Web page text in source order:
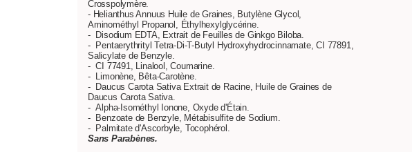
Crosspolymère.
- Helianthus Annuus Huile de Graines, Butylène Glycol,
Aminométhyl Propanol, Éthylhexylglycérine.
- Disodium EDTA, Extrait de Feuilles de Ginkgo Biloba.
- Pentaerythrityl Tetra-Di-T-Butyl Hydroxyhydrocinnamate, CI 77891,
Salicylate de Benzyle.
- CI 77491, Linalool, Coumarine.
- Limonène, Bêta-Carotène.
- Daucus Carota Sativa Extrait de Racine, Huile de Graines de
Daucus Carota Sativa.
- Alpha-Isométhyl Ionone, Oxyde d'Étain.
- Benzoate de Benzyle, Métabisulfite de Sodium.
- Palmitate d'Ascorbyle, Tocophérol.
Sans Parabènes.